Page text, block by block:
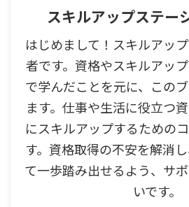
スキルアップステー
はじめまして！スキルアッ
者です。資格やスキルアッ
で学んだことを元に、この
ます。仕事や生活に役立つ
にスキルアップするための
す。資格取得の不安を解消
て一歩踏み出せるよう、サ
いです。